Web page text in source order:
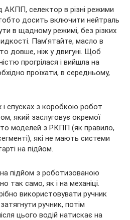
АКПП, селектор в різні режими
досить включити нейтраль
в щадному режимі, без різких
Пам’ятайте, масло в
довше, ніж у двигуні. Щоб
прогрілася і вийшла на
проїхати, в середньому,
і спусках з коробкою робот
який заслуговує окремої
моделей з РКПП (як правило,
які не мають системи
на підйом.
підйом з роботизованою
так само, як і на механіці.
використовувати ручник
ручник, потім
цього водій натискає на